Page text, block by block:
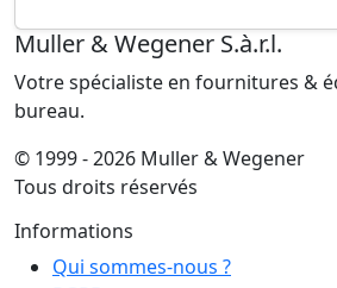
Muller & Wegener S.à.r.l.
Votre spécialiste en fournitures &
bureau.
© 1999 - 2026 Muller & Wegener
Tous droits réservés
Informations
Qui sommes-nous ?